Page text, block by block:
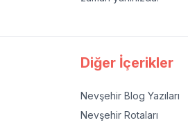
Diğer İçerikler
Nevşehir Blog Yazıları
Nevşehir Rotaları